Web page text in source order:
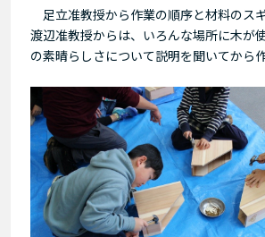
足立准教授から作業の順序と材料のスギ
渡辺准教授からは、いろんな場所に木が
の素晴らしさについて説明を聞いてから